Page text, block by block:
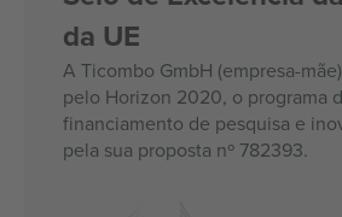
da UE
A Ticombo GmbH (empresa-
pelo Horizon 2020, o programa
financiamento de pesquisa e
pela sua proposta nº 782393.